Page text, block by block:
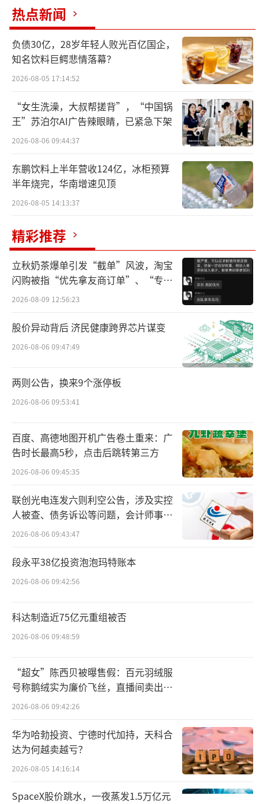
国厚系入主莲花控股第6年，再次对人事结
构“动刀”。
5月13日，莲花控股（600186.SH）完成董
职工董事正式履职。其中，李厚文以98.20%的
高得票率连任董事长；曾彦硕当选副董事长兼
相比上一届，这届（第十届）董事会席
位，由11席缩减至9席。新一届董事会人员结
中，国资方面占据一个席位，由周口城投的朱
银全代表。
整体来看，董事会权力结构由多方制衡转
向以国厚系为中心，治理逻辑从维持经营稳
定，切换成集权高效、强化执行的发展路径。
除国厚系全面掌控董事会外，高管团队也
迎来大换血，于腾、钱程、赵航霄、王进等具
备国厚系人员进入高管团队，汤新宇、顾友群
以及田莉等专业人士获提拔任用。
据公开信息，新一届董事会及高管成员年
轻化特征显著，平均年龄为47岁。在高管团队
中，除了CEO曾彦硕、于腾为70后，其余均为8
0后。
在年轻化调整的同时，公司改变了上一届
高管团队中多位副总裁并列、分管重叠的管理
模式，建立CEO统筹，8位CXO一岗一责、垂直
管理的新体系。且这些高管或是在国厚体系内
资深人士，为后续推动业务升级、企业转型奠
定了组织基础。
莲花控股发展之路并不平坦。国厚系自201
9年底通过参与重整入主，此后进入较长的权力
妥协期，大量莲花系老人被留用，负责稳定企
业经营，涵盖产品、渠道等核心经营环节。
随着经营逐年企稳，公司搭建全新权力体
系，大批莲花系老人退出核心岗位，为“调味
品+算力服务”双轮驱动战略，扫清了障碍。
热点新闻
负债30亿，28岁年轻人败光百亿国企，
知名饮料巨鳄悲情落幕？
2026-08-05 17:14:52
“女生洗澡，大叔帮搓背”，“中国锅
王”苏泊尔AI广告辣眼睛，已紧急下架
2026-08-06 09:44:37
东鹏饮料上半年营收124亿，冰柜预算
半年烧完，华南增速见顶
2026-08-05 14:13:37
精彩推荐
立秋奶茶爆单引发“截单”风波，淘宝
闪购被指“优先拿友商订单”、“专挑
贵的拿”
2026-08-09 12:56:23
股价异动背后 济民健康跨界芯片谋变
2026-08-06 09:47:49
两则公告，换来9个涨停板
2026-08-06 09:53:41
百度、高德地图开机广告卷土重来：广
告时长最高5秒，点击后跳转第三方
2026-08-06 09:45:35
联创光电连发六则利空公告，涉及实控
人被查、债务诉讼等问题，会计师事务
所曾出具“保留意见”
2026-08-06 09:43:47
段永平38亿投资泡泡玛特账本
2026-08-06 09:42:56
科达制造近75亿元重组被否
2026-08-06 09:48:59
“超女”陈西贝被曝售假：百元羽绒服
号称鹅绒实为廉价飞丝，直播间卖出超
百万元
2026-08-06 09:42:26
华为哈勃投资、宁德时代加持，天科合
达为何越卖越亏？
2026-08-05 14:16:14
SpaceX股价跳水，一夜蒸发1.5万亿元